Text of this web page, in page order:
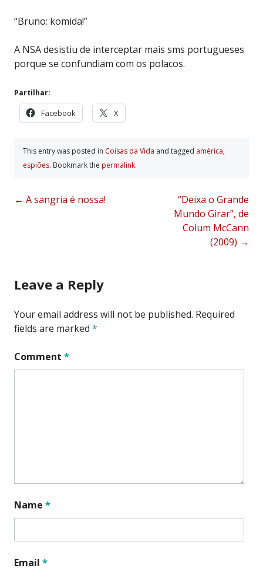
“Bruno: komida!”
A NSA desistiu de interceptar mais sms portugueses
porque se confundiam com os polacos.
Partilhar:
Facebook X
This entry was posted in Coisas da Vida and tagged américa,
espiões. Bookmark the permalink.
Post
← A sangria é nossa!
“Deixa o Grande
Mundo Girar”, de
Colum McCann
(2009) →
Leave a Reply
Your email address will not be published. Required
fields are marked *
Comment *
Name *
Email *